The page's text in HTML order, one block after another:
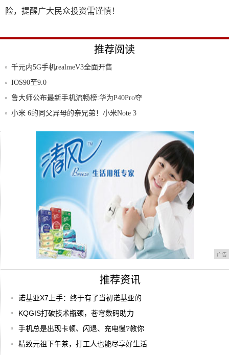
险，提醒广大民众投资需谨慎！
推荐阅读
千元内5G手机realmeV3全面开售
IOS90至9.0
鲁大师公布最新手机流畅榜:华为P40Pro夺
小米 6的同父异母的亲兄弟！小米Note 3
索尼Z5后感叹:选的贵不一定选的对!
广告
推荐资讯
诺基亚X7上手：终于有了当初诺基亚的
KQGIS打破技术瓶颈，苍穹数码助力
手机总是出现卡顿、闪退、充电慢?教你
精致元祖下午茶，打工人也能尽享好生活